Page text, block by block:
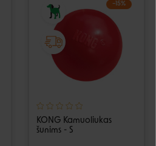
−15%
KONG Kamuoliukas
šunims - S